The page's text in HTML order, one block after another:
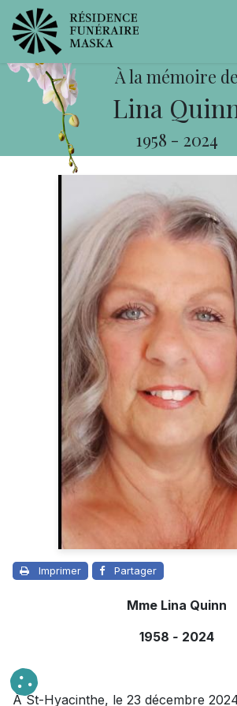
À la mémoire de
Lina
1958 - 2024
Imprimer Partager
Mme Lina Quinn
1958 - 2024
À St-Hyacinthe, le 23 décembre